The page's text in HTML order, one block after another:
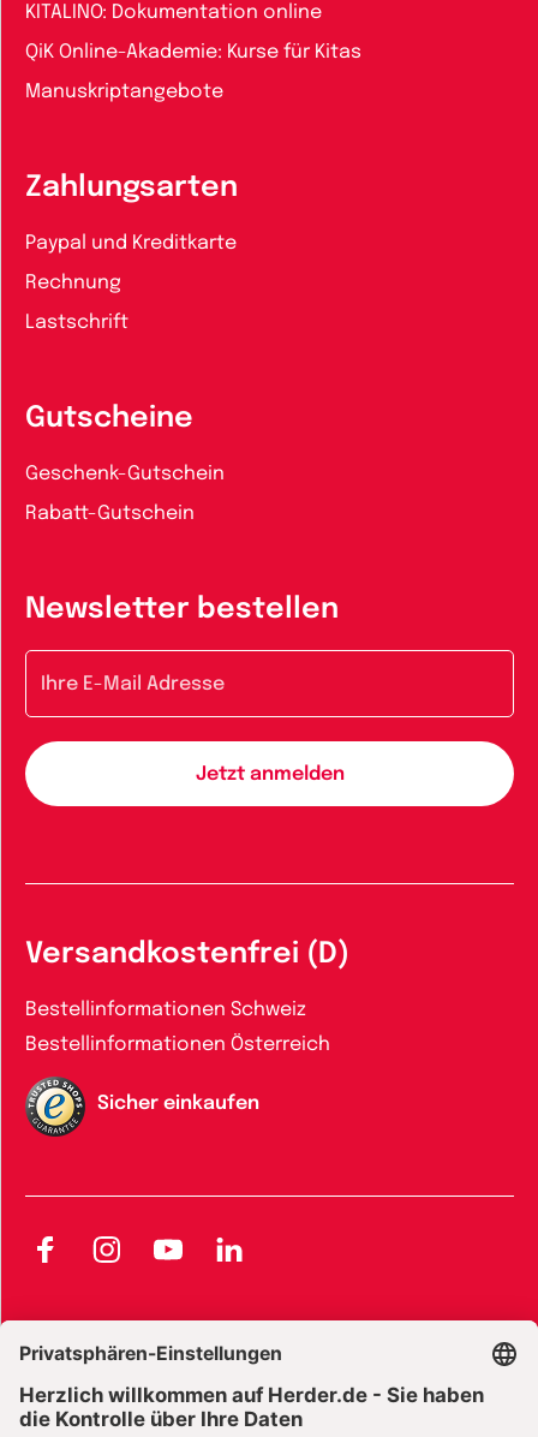
KITALINO: Dokumentation online
QiK Online-Akademie: Kurse für Kitas
Manuskriptangebote
Zahlungsarten
Paypal und Kreditkarte
Rechnung
Lastschrift
Gutscheine
Geschenk-Gutschein
Rabatt-Gutschein
Newsletter bestellen
Versandkostenfrei (D)
Bestellinformationen Schweiz
Bestellinformationen Österreich
Sicher einkaufen
FacebookInstagramYouTubeLinkedIn
Widerrufsbelehrung E-Books
Widerrufsbelehrung Zeitschriften Datenschutz
Datenschutz Social Media Barrierefreiheit